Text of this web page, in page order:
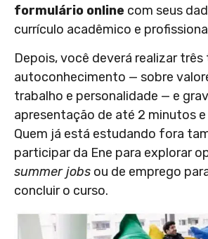
formulário online com seus
currículo acadêmico e
Depois, você deverá realizar
autoconhecimento — sobre
trabalho e personalidade — e
apresentação de até 2 minutos
Quem já está estudando fora
participar da Ene para explorar
summer jobs ou de emprego
concluir o curso.